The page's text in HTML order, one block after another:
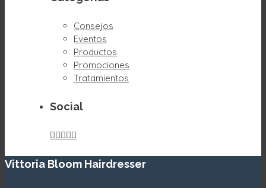
Consejos
Eventos
Productos
Promociones
Tratamientos
Social

Vittoria Bloom Hairdresser